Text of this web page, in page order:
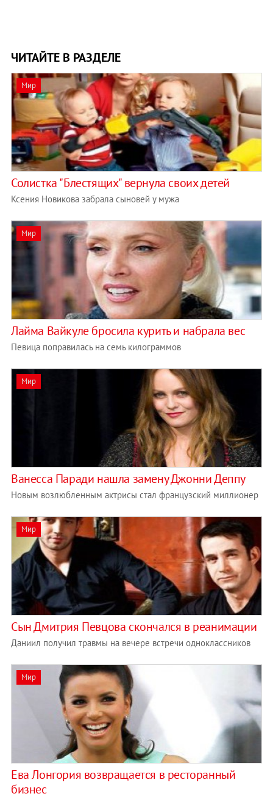
ЧИТАЙТЕ В РАЗДЕЛЕ
Мир
Солистка "Блестящих" вернула своих детей
Ксения Новикова забрала сыновей у мужа
Мир
Лайма Вайкуле бросила курить и набрала вес
Певица поправилась на семь килограммов
Мир
Ванесса Паради нашла замену Джонни Деппу
Новым возлюбленным актрисы стал французский миллионер
Мир
Cын Дмитрия Певцова скончался в реанимации
Даниил получил травмы на вечере встречи одноклассников
Мир
Ева Лонгория возвращается в ресторанный
бизнес